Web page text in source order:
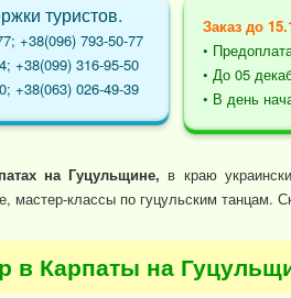
туристов.
+38(096) 793-50-77
+38(099) 316-95-50
+38(063) 026-49-39
Заказ до
•
• До 05
• В день
на Гуцульщине, в краю
мастер-классы по гуцульским танцам.
в Карпаты на